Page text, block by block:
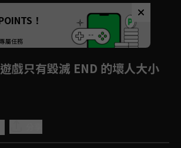
請見諒
！
屬任務
戲只有毀滅 END 的壞人大小